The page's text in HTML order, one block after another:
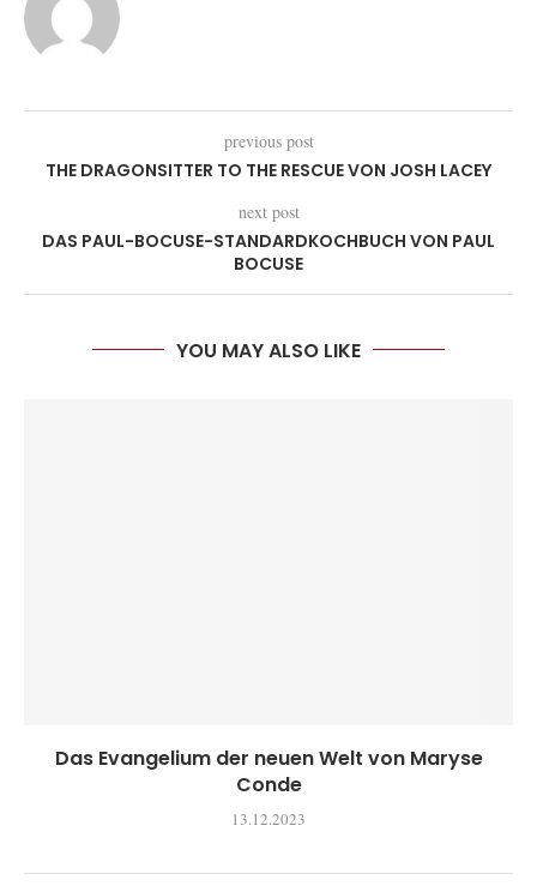
previous post
THE DRAGONSITTER TO THE RESCUE VON JOSH LACEY
next post
DAS PAUL-BOCUSE-STANDARDKOCHBUCH VON PAUL
BOCUSE
YOU MAY ALSO LIKE
Das Evangelium der neuen Welt von Maryse
Conde
13.12.2023